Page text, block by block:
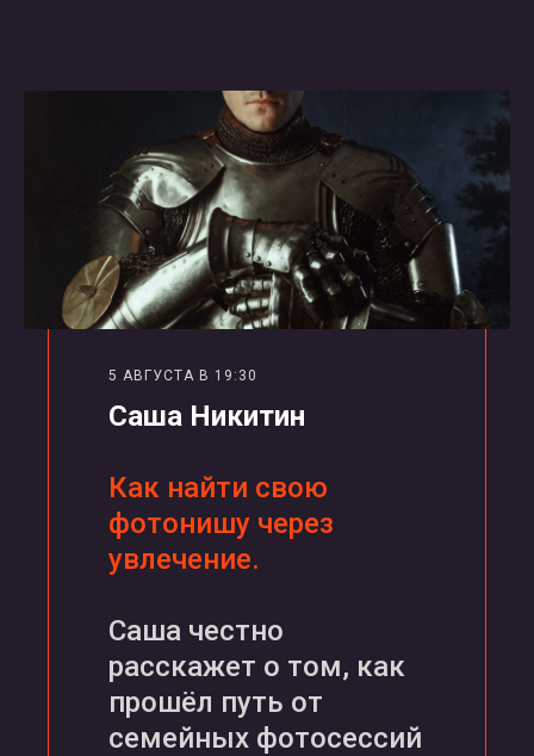
5 АВГУСТА В 19:30
Саша Никитин
Как найти свою
фотонишу через
увлечение.
Саша честно
расскажет о том, как
прошёл путь от
семейных фотосессий